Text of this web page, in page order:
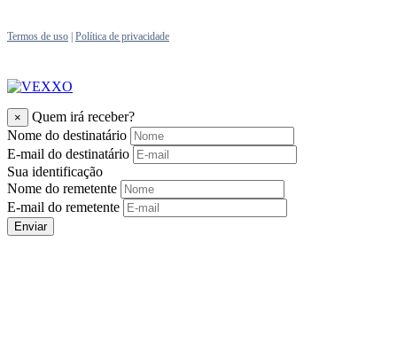
Termos de uso Política de privacidade
×
Quem irá receber?
Nome do destinatário
E-mail do destinatário
Sua identificação
Nome do remetente
E-mail do remetente
Enviar